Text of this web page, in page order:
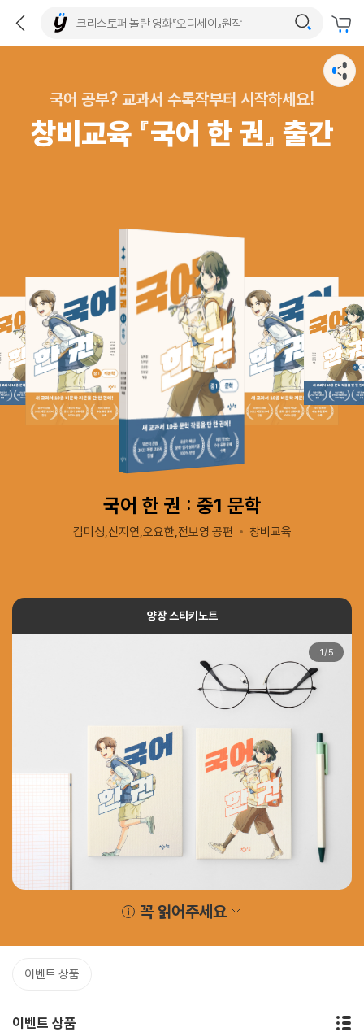
국어 공부? 교과서 수록작부터 시작하세요!
창비교육 『국어 한 권』 출간
국어 한 권 : 중1 문학
김미성,신지연,오요한,전보영 공편 창비교육
양장 스티키노트
1 /5
꼭 읽어주세요
이벤트 상품
이벤트 상품